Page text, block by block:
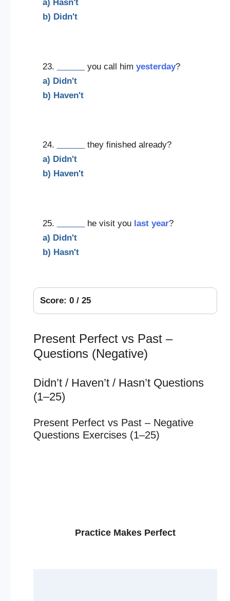
a) Hasn't
b) Didn't
23. you call him yesterday?
a) Didn't
b) Haven't
24.
they finished already?
a) Didn't
b) Haven't
25. he visit you last year?
a) Didn't
b) Hasn't
Score: 0 / 25
Present Perfect vs Past –
Questions (Negative)
Didn’t / Haven’t / Hasn’t Questions
(1–25)
Present Perfect vs Past – Negative
Questions Exercises (1–25)
Practice Makes Perfect